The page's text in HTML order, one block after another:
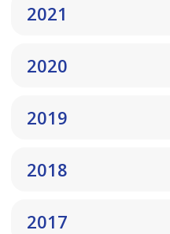
2021
2020
2019
2018
2017